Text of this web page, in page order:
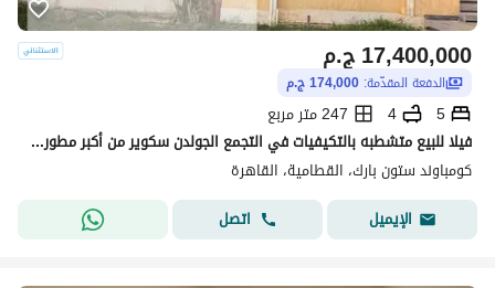
ج.م17,400,000
الدفعة المقدّمة: 174,000 ج.م
5
4
247 متر مربع
فيلا للبيع متشطبه بالتكيفيات في التجمع الجولدن سكوير من أكبر مطور Roya
كومباوند ستون بارك، القطامية، القاهرة
الإيميل
اتصل